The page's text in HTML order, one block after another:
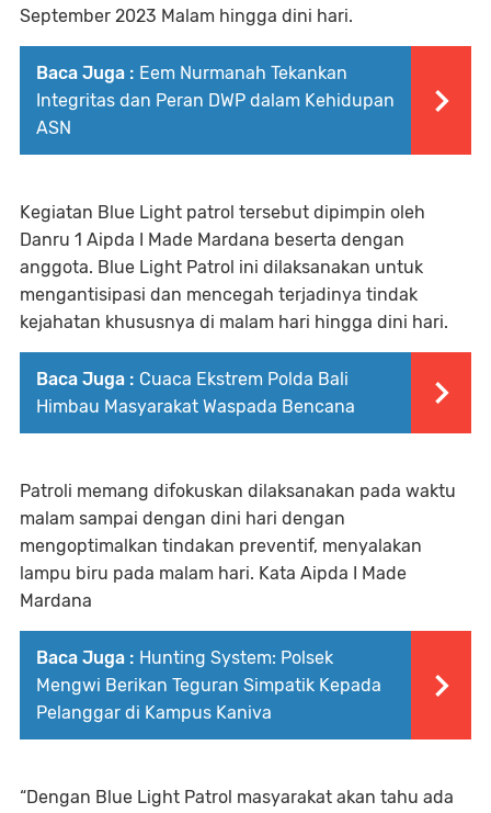
September 2023 Malam hingga dini hari.
Baca Juga : Eem Nurmanah Tekankan
Integritas dan Peran DWP dalam Kehidupan
ASN
Kegiatan Blue Light patrol tersebut dipimpin oleh
Danru 1 Aipda I Made Mardana beserta dengan
anggota. Blue Light Patrol ini dilaksanakan untuk
mengantisipasi dan mencegah terjadinya tindak
kejahatan khususnya di malam hari hingga dini hari.
Baca Juga : Cuaca Ekstrem Polda Bali
Himbau Masyarakat Waspada Bencana
Patroli memang difokuskan dilaksanakan pada waktu
malam sampai dengan dini hari dengan
mengoptimalkan tindakan preventif, menyalakan
lampu biru pada malam hari. Kata Aipda I Made
Mardana
Baca Juga : Hunting System: Polsek
Mengwi Berikan Teguran Simpatik Kepada
Pelanggar di Kampus Kaniva
“Dengan Blue Light Patrol masyarakat akan tahu ada